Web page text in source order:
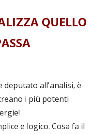
QUELLO
deputato all'analisi, è
i più potenti
e logico. Cosa fa il